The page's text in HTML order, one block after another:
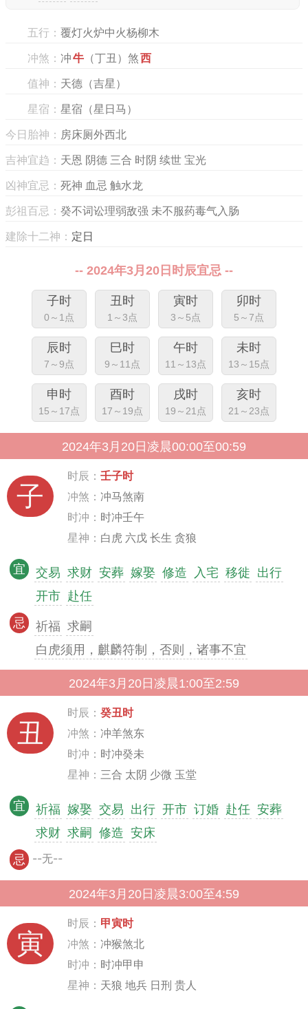
五行： 覆灯火炉中火杨柳木
冲煞： 冲牛 （丁丑）煞西
值神： 天德（吉星）
星宿： 星宿（星日马）
今日胎神： 房床厕外西北
吉神宜趋： 天恩 阴德 三合 时阴 续世 宝光
凶神宜忌： 死神 血忌 触水龙
彭祖百忌： 癸不词讼理弱敌强 未不服药毒气入肠
建除十二神： 定日
-- 2024年3月20日时辰宜忌 --
子时
0～1点
丑时
1～3点
寅时
3～5点
卯时
5～7点
辰时
7～9点
巳时
9～11点
午时
11～13点
未时
13～15点
申时
15～17点
酉时
17～19点
戌时
19～21点
亥时
21～23点
2024年3月20日凌晨00:00至00:59
子
时辰： 壬子时
冲煞： 冲马煞南
时冲： 时冲壬午
星神： 白虎 六戊 长生 贪狼
宜 交易 求财 安葬 嫁娶 修造 入宅 移徙 出行
开市 赴任
忌 祈福 求嗣
白虎须用，麒麟符制，否则，诸事不宜
2024年3月20日凌晨1:00至2:59
丑
时辰： 癸丑时
冲煞： 冲羊煞东
时冲： 时冲癸未
星神： 三合 太阴 少微 玉堂
宜 祈福 嫁娶 交易 出行 开市 订婚 赴任 安葬
求财 求嗣 修造 安床
忌 --无--
2024年3月20日凌晨3:00至4:59
寅
时辰： 甲寅时
冲煞： 冲猴煞北
时冲： 时冲甲申
星神： 天狼 地兵 日刑 贵人